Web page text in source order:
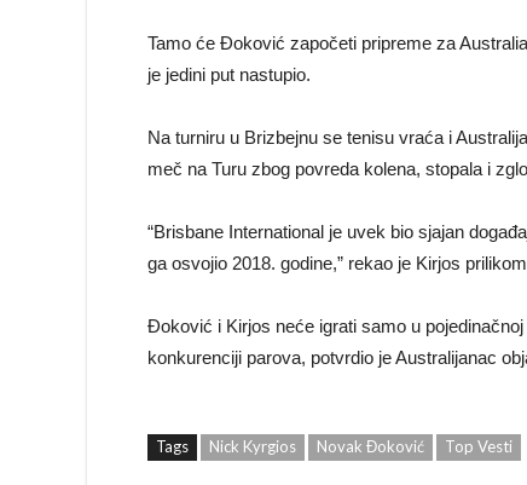
Tamo će Đoković započeti pripreme za
je jedini put nastupio.
Na turniru u Brizbejnu se tenisu vraća i
meč na Turu zbog povreda kolena, stopala i
“Brisbane International je uvek bio sjajan
ga osvojio 2018. godine,” rekao je Kirjos
Đoković i Kirjos neće igrati samo u
konkurenciji parova, potvrdio je Australijanac
Tags Nick Kyrgios Novak Đoković Top Vesti